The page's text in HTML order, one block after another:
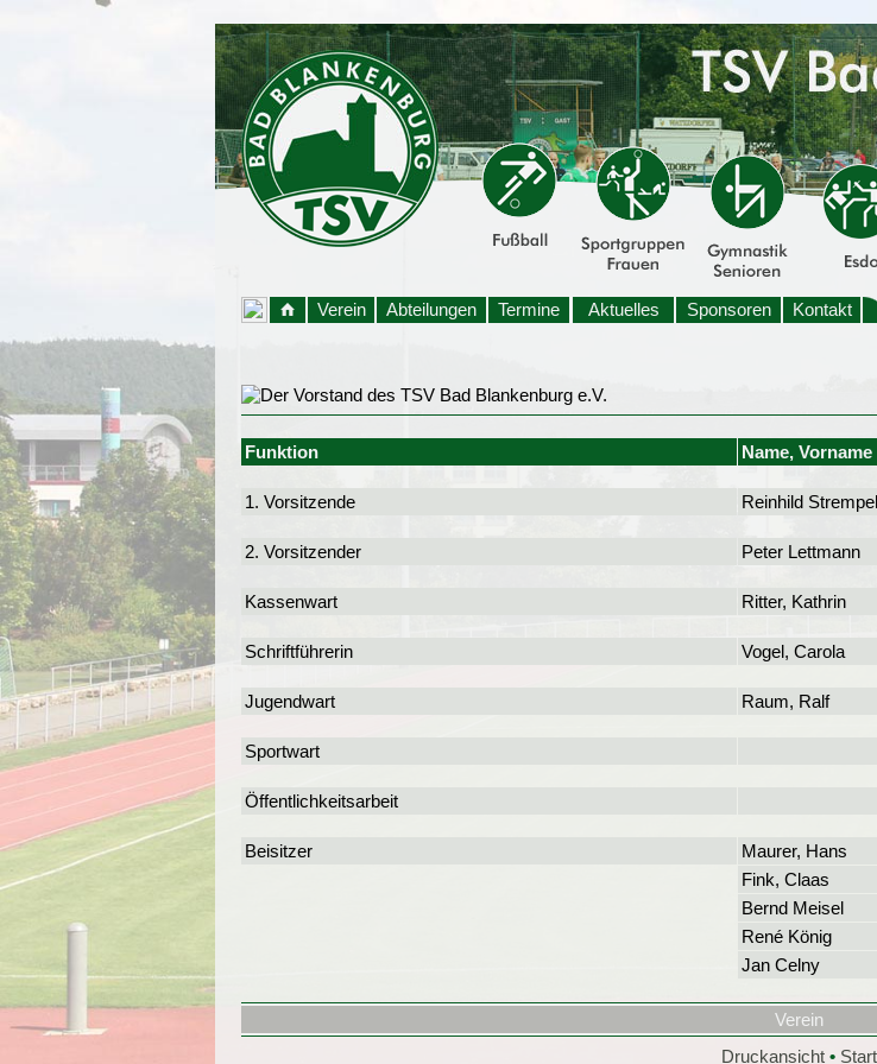
Verein Abteilungen Termine Aktuelles Sponsoren Kontakt
Funktion Name, Vorname
1. Vorsitzende Reinhild Strempel
2. Vorsitzender Peter Lettmann
Kassenwart Ritter, Kathrin
Schriftführerin Vogel, Carola
Jugendwart Raum, Ralf
Sportwart
Öffentlichkeitsarbeit
Beisitzer
Maurer, Hans
Fink, Claas
Bernd Meisel
René König
Jan Celny
Verein
Druckansicht •